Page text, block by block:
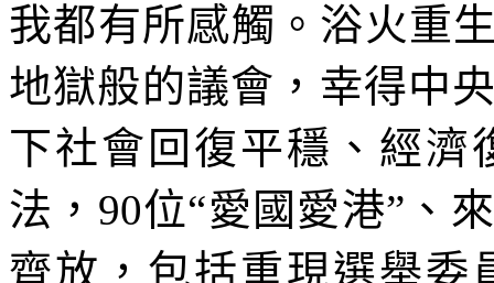
我都有所感觸。浴火重
地獄般的議會，幸得中
下社會回復平穩、經濟
法，90位“愛國愛港”、
齊放，包括重現選舉委